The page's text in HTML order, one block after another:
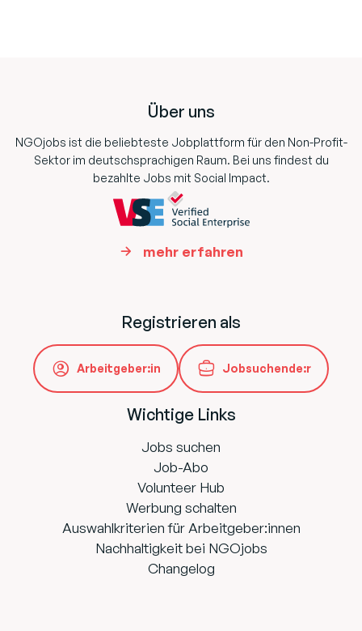
Über uns
NGOjobs ist die beliebteste Jobplattform für den Non-Profit-
Sektor im deutschsprachigen Raum. Bei uns findest du
bezahlte Jobs mit Social Impact.
mehr erfahren
Registrieren als
Arbeitgeber:in Jobsuchende:r
Wichtige Links
Jobs suchen
Job-Abo
Volunteer Hub
Werbung schalten
Auswahlkriterien für Arbeitgeber:innen
Nachhaltigkeit bei NGOjobs
Changelog